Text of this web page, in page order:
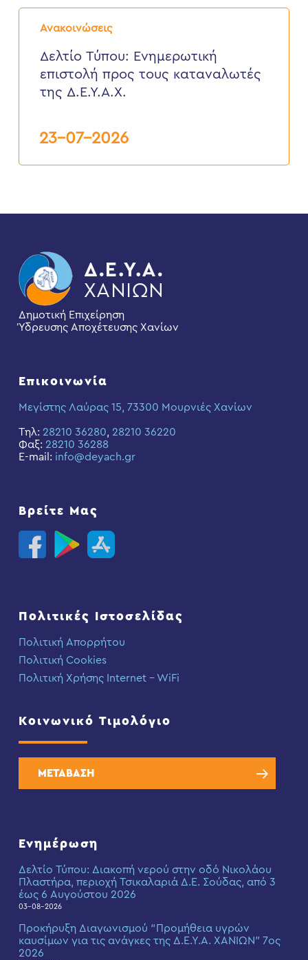
Ανακοινώσεις
Δελτίο
Τύπου:
επιστολή
προς
τους
καταναλωτές
Δελτίο Τύπου: Eνημερωτική
επιστολή προς τους καταναλωτές
της Δ.Ε.Υ.Α.Χ.
23-07-2026
Δημοτική Επιχείρηση
Ύδρευσης Αποχέτευσης Χανίων
Επικοινωνία
Μεγίστης Λαύρας 15, 73300 Μουρνιές Χανίων
Τηλ: 28210 36280, 28210 36220
Φαξ: 28210 36288
E-mail: info@deyach.gr
Βρείτε Μας
Πολιτικές Ιστοσελίδας
Πολιτική Απορρήτου
Πολιτική Cookies
Πολιτική Χρήσης Internet – WiFi
Κοινωνικό Τιμολόγιο
ΜΕΤΑΒΑΣΗ
Ενημέρωση
Δελτίο Τύπου: Διακοπή νερού στην οδό Νικολάου
Πλαστήρα, περιοχή Τσικαλαριά Δ.Ε. Σούδας, από 3
έως 6 Αυγούστου 2026
03-08-2026
Προκήρυξη Διαγωνισμού “Προμήθεια υγρών
καυσίμων για τις ανάγκες της Δ.Ε.Υ.Α. ΧΑΝΙΩΝ” 7ος
2026